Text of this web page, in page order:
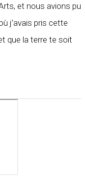
et nous avions pu
j’avais pris cette
que la terre te soit